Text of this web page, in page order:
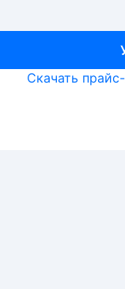
Скачать